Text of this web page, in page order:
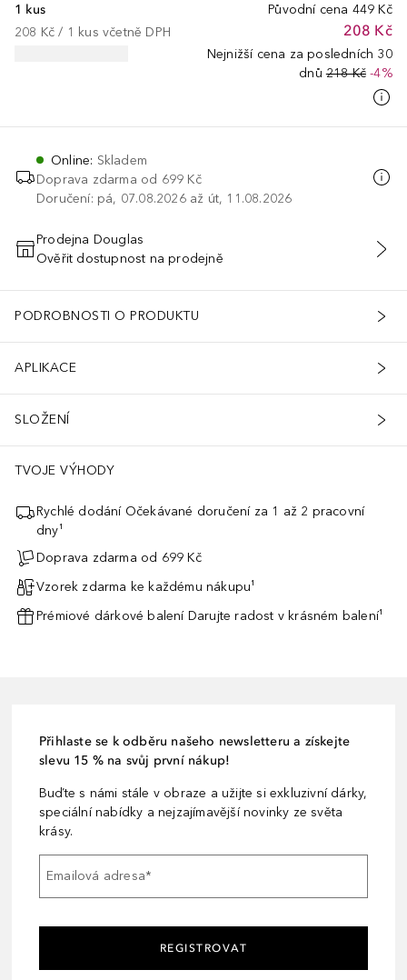
Původní cena 449 Kč
208 Kč
Nejnižší cena za posledních 30
dnů 218 Kč -4%
1 kus
208 Kč / 1 kus včetně DPH
Online: Skladem
Doprava zdarma od 699 Kč
Doručení: pá, 07.08.2026 až út, 11.08.2026
PŘIDAT DO KOŠÍKU
Prodejna Douglas
Ověřit dostupnost na prodejně
PODROBNOSTI O PRODUKTU
APLIKACE
SLOŽENÍ
TVOJE VÝHODY
Rychlé dodání Očekávané doručení za 1 až 2 pracovní
dny¹
Doprava zdarma od 699 Kč
Vzorek zdarma ke každému nákupu¹
Prémiové dárkové balení Darujte radost v krásném balení¹
Přihlaste se k odběru našeho newsletteru a získejte
slevu 15 % na svůj první nákup!
Buďte s námi stále v obraze a užijte si exkluzivní dárky,
speciální nabídky a nejzajímavější novinky ze světa
krásy.
Emailová adresa*
REGISTROVAT